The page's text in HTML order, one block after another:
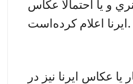
و يا احتمالاً عكاس
ايرنا اعلام كرده‌است.
يا عكاس ايرنا نيز در